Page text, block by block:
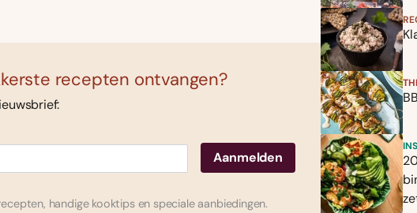
recepten ontvangen?
handige kooktips en speciale aanbiedingen.